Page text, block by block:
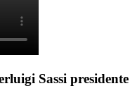
Sassi presidente